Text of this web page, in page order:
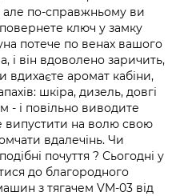
по-справжньому ви
ключ у замку
потече по венах вашого
і він вдоволено заричить,
вдихаєте аромат кабіни,
шкіра, дизель, довгі
- і повільно виводите
випустити на волю свою
вдалечінь. Чи
почуття ? Сьогодні у
до благородного
з тягачем VM-03 від